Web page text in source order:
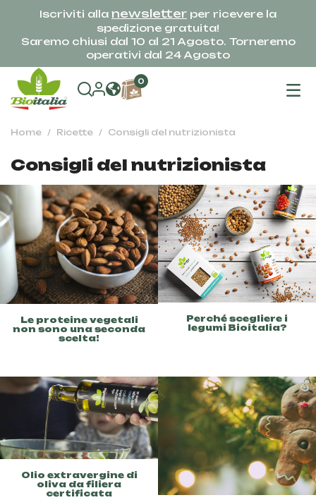
Iscriviti alla newsletter per ricevere la
spedizione gratuita!
Saremo chiusi dal 10 al 21 Agosto. Torneremo
operativi dal 24 Agosto
0
Home Ricette Consigli del nutrizionista
Consigli del nutrizionista
Le proteine vegetali
non sono una seconda
scelta!
Perché scegliere i
legumi Bioitalia?
Olio extravergine di
oliva da filiera
certificata